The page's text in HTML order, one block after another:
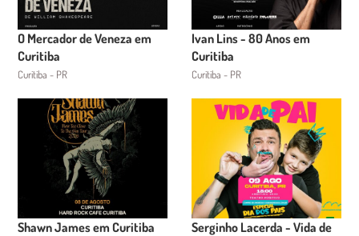
O Mercador de Veneza em
Curitiba
Curitiba - PR
Ivan Lins - 80 Anos em
Curitiba
Curitiba - PR
Shawn James em Curitiba
Serginho Lacerda - Vida de